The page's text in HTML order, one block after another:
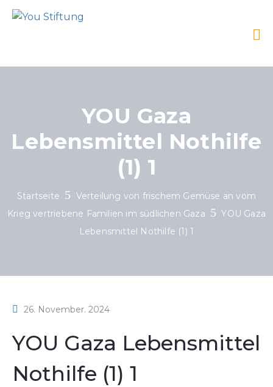
YOU Gaza
Lebensmittel Nothilfe
(1) 1
Startseite
Verteilung von frischem Gemüse an vom
Krieg vertriebene Familien im südlichen Gaza
YOU Gaza
Lebensmittel Nothilfe (1) 1
26. November. 2024
YOU Gaza Lebensmittel
Nothilfe (1) 1